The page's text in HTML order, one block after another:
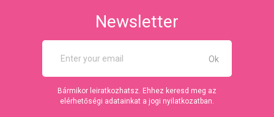
Newsletter
Bármikor leiratkozhatsz. Ehhez keresd meg az
elérhetőségi adatainkat a jogi nyilatkozatban.